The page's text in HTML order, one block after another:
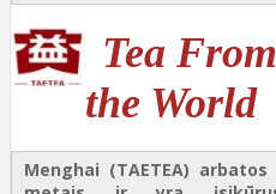
Tea
the World
Menghai (TAETEA)